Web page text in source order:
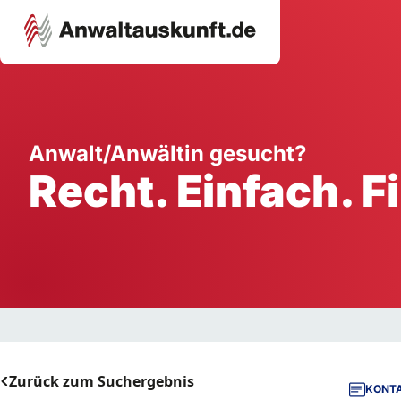
Ausbildung
Handwerk
Dienstleistung
Anwalt/Anwältin gesucht?
Recht. Einfach.
Zurück zum Suchergebnis